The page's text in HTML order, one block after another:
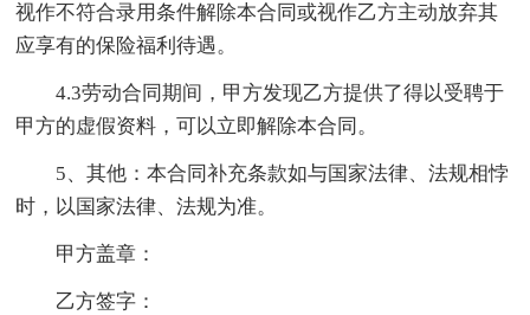
视作不符合录用条件解除本合同或视作乙方主动放弃其
应享有的保险福利待遇。
4.3劳动合同期间，甲方发现乙方提供了得以受聘于
甲方的虚假资料，可以立即解除本合同。
5、其他：本合同补充条款如与国家法律、法规相悖
时，以国家法律、法规为准。
甲方盖章：
乙方签字：